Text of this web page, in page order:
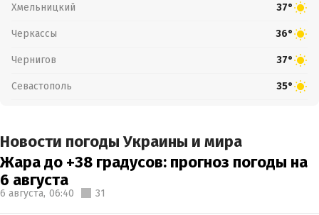
Хмельницкий 37°
Черкассы 36°
Чернигов 37°
Севастополь 35°
Новости погоды Украины и мира
Жара до +38 градусов: прогноз погоды на
6 августа
6 августа, 06:40 31